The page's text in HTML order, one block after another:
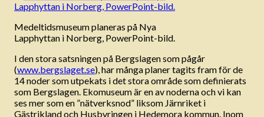
Medeltidsmuseum planeras på Nya
Lapphyttan i Norberg, PowerPoint-bild.
I den stora satsningen på Bergslagen som pågår
(www.bergslaget.se), har många planer tagits fram för de
14 noder som utpekats i det stora område som definierats
som Bergslagen. Ekomuseum är en av noderna och vi kan
ses mer som en ”nätverksnod” liksom Järnriket i
Gästrikland och Husbyringen i Hedemora kommun. Inom